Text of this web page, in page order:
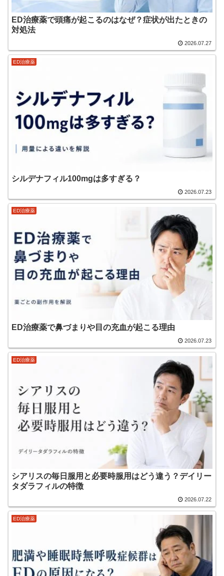
ED治療薬で頭痛が起こるのはなぜ？症状が出たときの
対処法
2026.07.27
ED治療薬
シルデナフィル100mgは多すぎる？
2026.07.23
ED治療薬
ED治療薬で鼻づまりや目の充血が起こる理由
2026.07.23
ED治療薬
シアリスの毎日服用と必要時服用はどう違う？デイリー
タダラフィルの特徴
2026.07.22
ED治療薬